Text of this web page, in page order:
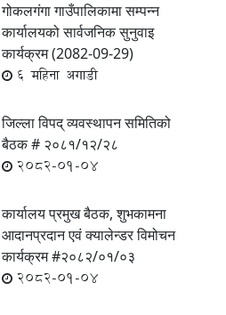
गोकलगंगा गाउँपालिकामा सम्पन्न
कार्यालयको सार्वजनिक सुनुवाइ
कार्यक्रम (2082-09-29)
6 महिना अगाडी
जिल्ला विपद् व्यवस्थापन समितिको
बैठक # २०८१/१२/२८
2082-01-04
कार्यालय प्रमुख बैठक, शुभकामना
आदानप्रदान एवं क्यालेन्डर विमोचन
कार्यक्रम #२०८२/०१/०३
2082-01-04